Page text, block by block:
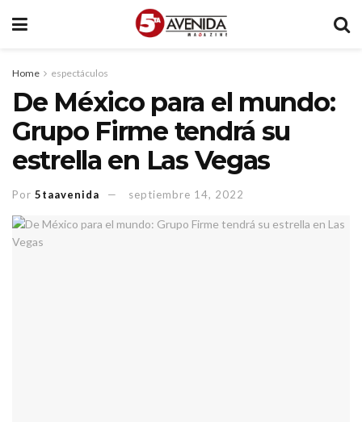
Home espectáculos
De México para el mundo:
Grupo Firme tendrá su
estrella en Las Vegas
Por 5taavenida septiembre 14, 2022